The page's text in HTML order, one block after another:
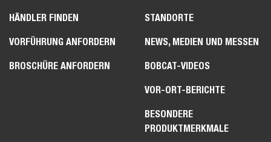
HÄNDLER FINDEN
VORFÜHRUNG ANFORDERN
BROSCHÜRE ANFORDERN
STANDORTE
NEWS, MEDIEN UND MESSEN
BOBCAT-VIDEOS
VOR-ORT-BERICHTE
BESONDERE
PRODUKTMERKMALE